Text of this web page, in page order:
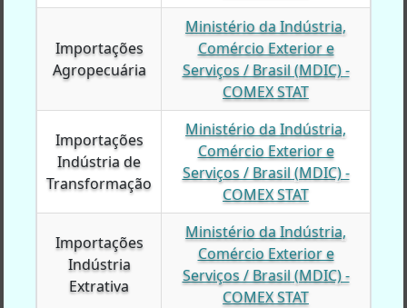
Importações
Agropecuária
Ministério da Indústria,
Comércio Exterior e
Serviços / Brasil (MDIC) -
COMEX STAT
Importações
Indústria de
Transformação
Ministério da Indústria,
Comércio Exterior e
Serviços / Brasil (MDIC) -
COMEX STAT
Importações
Indústria
Extrativa
Ministério da Indústria,
Comércio Exterior e
Serviços / Brasil (MDIC) -
COMEX STAT
Importações
Agropecuária
Importações
Indústria de
Transformação
Importações
Indústria
Extrativa